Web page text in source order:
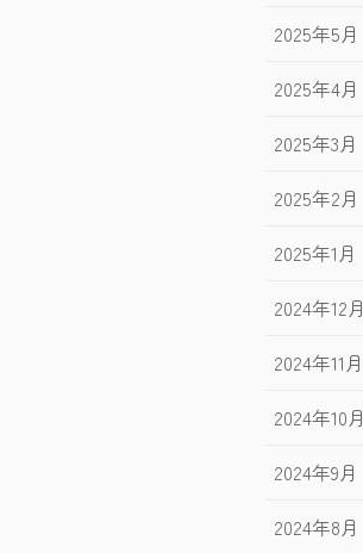
2025年5月
2025年4月
2025年3月
2025年2月
2025年1月
2024年12月
2024年11月
2024年10月
2024年9月
2024年8月